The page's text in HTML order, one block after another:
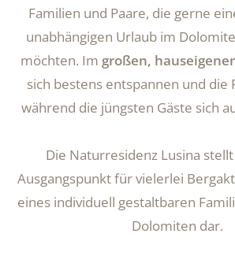
Familien und Paare, die gerne
unabhängigen Urlaub im
möchten. Im großen,
sich bestens entspannen und die
während die jüngsten Gäste sich
Die Naturresidenz Lusina
Ausgangspunkt für vielerlei
eines individuell gestaltbaren
Dolomiten dar.